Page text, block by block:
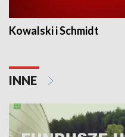
Kowalski i Schmidt
INNE